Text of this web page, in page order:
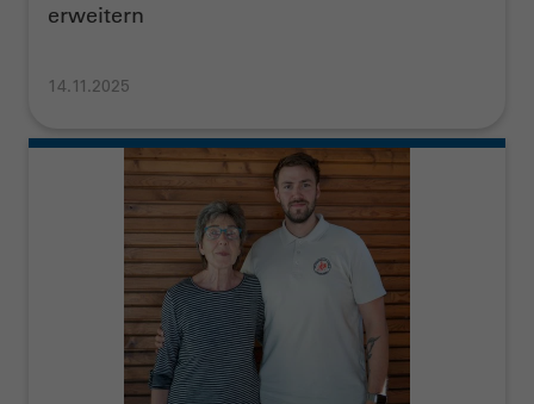
erweitern
14.11.2025